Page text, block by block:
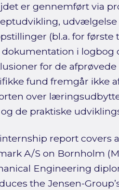
er gennemført via
(bl.a. for
i logbog
for de
fund fremgår ikke
over
de praktiske
report covers
A/S on Bornholm
Engineering
the Jensen-